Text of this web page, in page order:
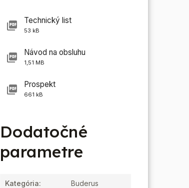
Technický list
53 kB
Návod na obsluhu
1,51 MB
Prospekt
661 kB
Dodatočné
parametre
Kategória: Buderus